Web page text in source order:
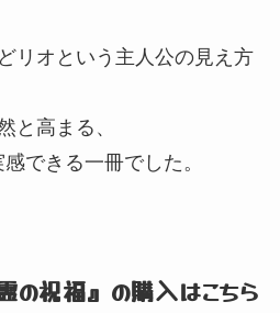
リオという主人公の見え方
と高まる、
できる一冊でした。
の祝福』 の購入はこちら